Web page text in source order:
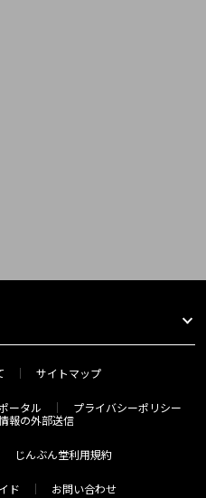
サイトマップ
ータル
プライバシーポリシー
報の外部送信
じんぶん堂利用規約
ド お問い合わせ